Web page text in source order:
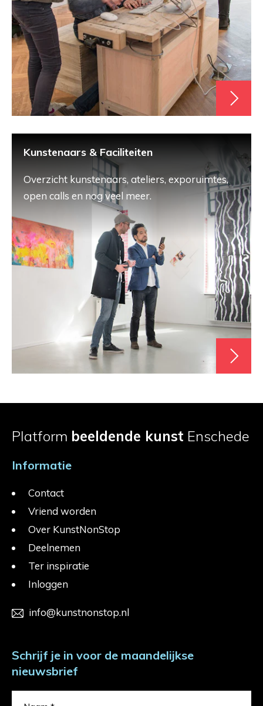
Kunstenaars & Faciliteiten
Overzicht kunstenaars, ateliers, exporuimtes,
open calls en nog veel meer.
Platform beeldende kunst Enschede
Informatie
Contact
Vriend worden
Over KunstNonStop
Deelnemen
Ter inspiratie
Inloggen
info@kunstnonstop.nl
Schrijf je in voor de maandelijkse
nieuwsbrief